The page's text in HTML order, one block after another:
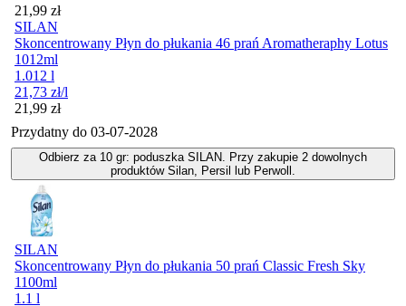
Cena
21,99 zł
SILAN
Skoncentrowany Płyn do płukania 46 prań Aromatheraphy Lotus
1012ml
1.012 l
21,73 zł/l
Cena
21,99 zł
Przydatny do 03-07-2028
Odbierz za 10 gr: poduszka SILAN. Przy zakupie 2 dowolnych
produktów Silan, Persil lub Perwoll.
SILAN
Skoncentrowany Płyn do płukania 50 prań Classic Fresh Sky
1100ml
1.1 l